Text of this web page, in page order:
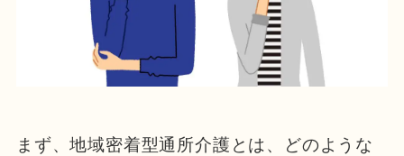
まず、地域密着型通所介護とは、どのような